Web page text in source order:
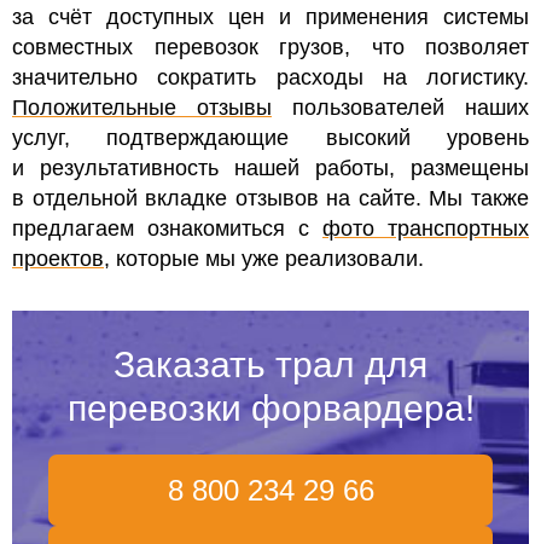
за счёт доступных цен и применения системы
совместных перевозок грузов, что позволяет
значительно сократить расходы на логистику.
Положительные отзывы пользователей наших
услуг, подтверждающие высокий уровень
и результативность нашей работы, размещены
в отдельной вкладке отзывов на сайте. Мы также
предлагаем ознакомиться с фото транспортных
проектов, которые мы уже реализовали.
Заказать трал для
перевозки форвардера!
8 800 234 29 66